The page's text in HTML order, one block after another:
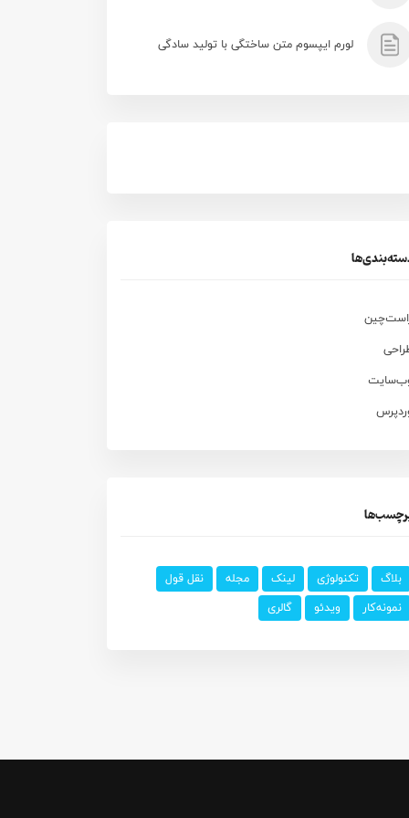
لورم ایپسوم متن ساختگی با تولید سادگی
بلاگ تکنولوژی لینک مجله
نقل قول
نمونه‌کار
ویدئو گالری